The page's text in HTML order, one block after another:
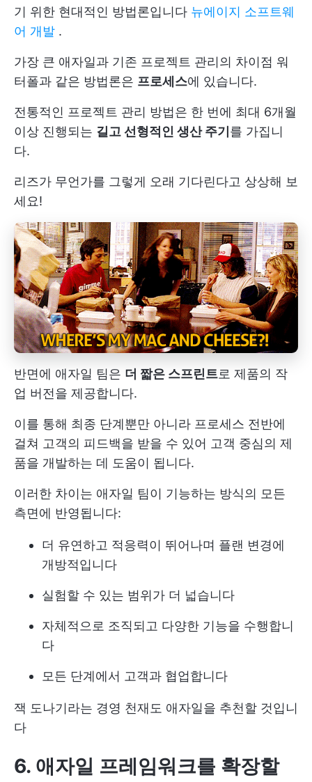
기 위한 현대적인 방법론입니다 뉴에이지 소프트웨
어 개발 .
가장 큰 애자일과 기존 프로젝트 관리의 차이점 워
터폴과 같은 방법론은 프로세스에 있습니다.
전통적인 프로젝트 관리 방법은 한 번에 최대 6개월
이상 진행되는 길고 선형적인 생산 주기 를 가집니
다.
리즈가 무언가를 그렇게 오래 기다린다고 상상해 보
세요!
반면에 애자일 팀은 더 짧은 스프린트로 제품의 작
업 버전을 제공합니다.
이를 통해 최종 단계뿐만 아니라 프로세스 전반에
걸쳐 고객의 피드백을 받을 수 있어 고객 중심의 제
품을 개발하는 데 도움이 됩니다.
이러한 차이는 애자일 팀이 기능하는 방식의 모든
측면에 반영됩니다:
더 유연하고 적응력이 뛰어나며 플랜 변경에
개방적입니다
실험할 수 있는 범위가 더 넓습니다
자체적으로 조직되고 다양한 기능을 수행합니
다
모든 단계에서 고객과 협업합니다
잭 도나기라는 경영 천재도 애자일을 추천할 것입니
다
6. 애자일 프레임워크를 확장할